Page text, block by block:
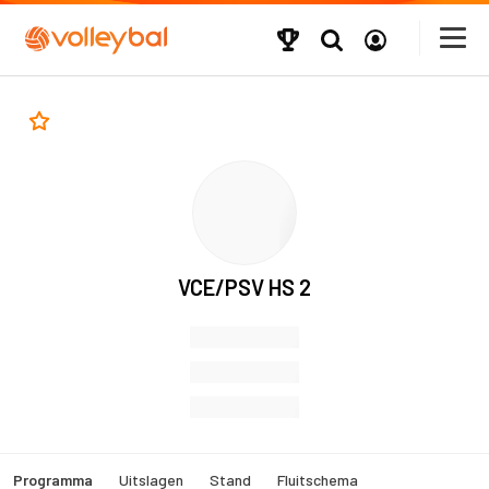
VCE/PSV HS 2
Programma Uitslagen Stand Fluitschema